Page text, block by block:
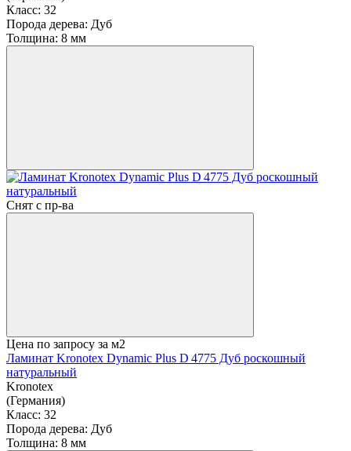
Класс: 32
Порода дерева: Дуб
Толщина: 8 мм
Снят с пр-ва
Цена по запросу за м2
Ламинат Kronotex Dynamic Plus D 4775 Дуб роскошный
натуральный
Kronotex
(Германия)
Класс: 32
Порода дерева: Дуб
Толщина: 8 мм